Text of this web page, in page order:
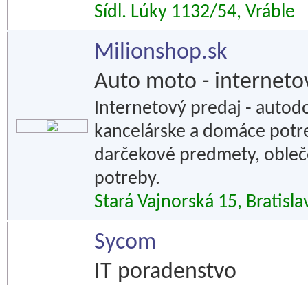
Sídl. Lúky 1132/54, Vráble
Milionshop.sk
Auto moto -
Internetový predaj -
kancelárske a domáce
darčekové predmety,
potreby.
Stará Vajnorská 15,
Sycom
IT poradenstvo